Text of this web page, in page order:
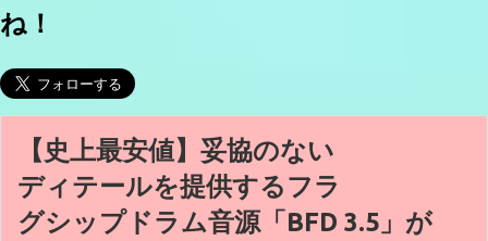
ね！
【史上最安値】妥協のない
ディテールを提供するフラ
グシップドラム音源「BFD 3.5」が